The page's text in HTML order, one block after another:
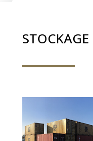
STOCKAGE